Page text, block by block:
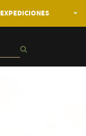
EXPEDICIONES